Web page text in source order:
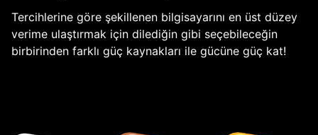
Tercihlerine göre şekillenen bilgisayarını en üst düzey
verime ulaştırmak için dilediğin gibi seçebileceğin
birbirinden farklı güç kaynakları ile gücüne güç kat!